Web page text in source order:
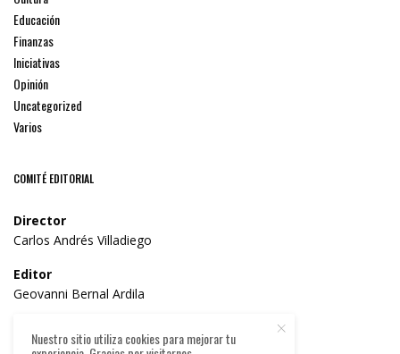
Educación
Finanzas
Iniciativas
Opinión
Uncategorized
Varios
COMITÉ EDITORIAL
Director
Carlos Andrés Villadiego
Editor
Geovanni Bernal Ardila
Dr. William José Solano Parra
Nuestro sitio utiliza cookies para mejorar tu